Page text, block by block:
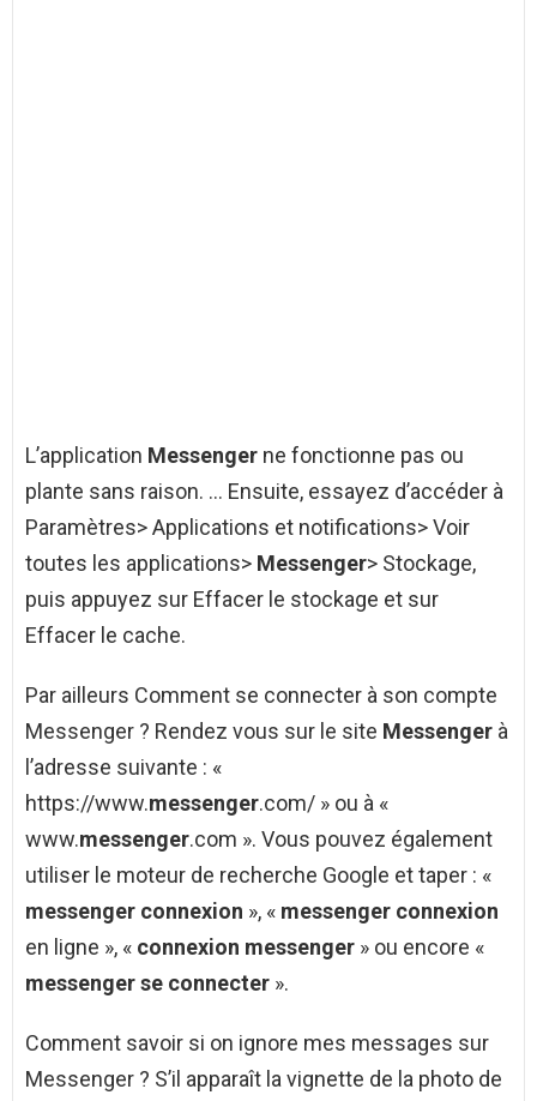
L’application Messenger ne fonctionne pas ou
plante sans raison. … Ensuite, essayez d’accéder à
Paramètres> Applications et notifications> Voir
toutes les applications> Messenger> Stockage,
puis appuyez sur Effacer le stockage et sur
Effacer le cache.
Par ailleurs Comment se connecter à son compte
Messenger ? Rendez vous sur le site Messenger à
l’adresse suivante : «
https://www.messenger.com/ » ou à «
www.messenger.com ». Vous pouvez également
utiliser le moteur de recherche Google et taper : «
messenger connexion », « messenger connexion
en ligne », « connexion messenger » ou encore «
messenger se connecter ».
Comment savoir si on ignore mes messages sur
Messenger ? S’il apparaît la vignette de la photo de